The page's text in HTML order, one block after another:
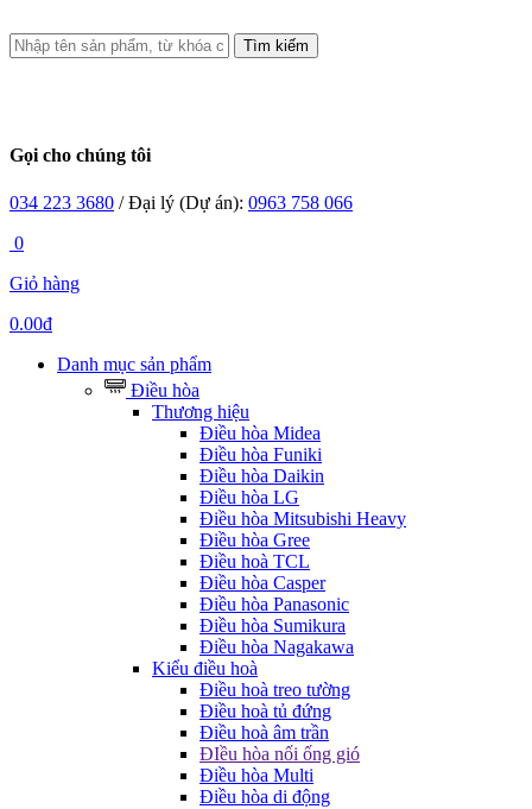
Tìm kiếm
Gọi cho chúng tôi
034 223 3680 / Đại lý (Dự án): 0963 758 066
0
Giỏ hàng
0.00đ
Danh mục sản phẩm
Điều hòa
Thương hiệu
Điều hòa Midea
Điều hòa Funiki
Điều hòa Daikin
Điều hòa LG
Điều hòa Mitsubishi Heavy
Điều hòa Gree
Điều hoà TCL
Điều hòa Casper
Điều hòa Panasonic
Điều hòa Sumikura
Điều hòa Nagakawa
Kiểu điều hoà
Điều hoà treo tường
Điều hoà tủ đứng
Điều hoà âm trần
ĐIều hòa nối ống gió
Điều hòa Multi
Điều hòa di động